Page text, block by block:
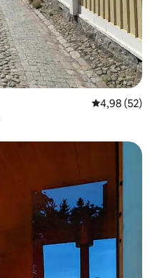
4,98 de uma
4,98 (52)